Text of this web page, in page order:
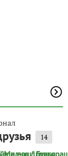
14